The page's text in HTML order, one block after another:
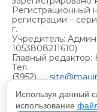
Регистрационный
регистрации –
г.
Учредитель:
1053808211610)
Главный
Тел.
(3952)
Используя данный
использование